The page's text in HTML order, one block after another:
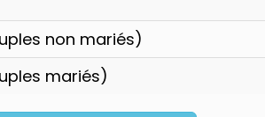
non mariés)
mariés)
notre livreGuide de
qui vous permettra
phrases en poche !